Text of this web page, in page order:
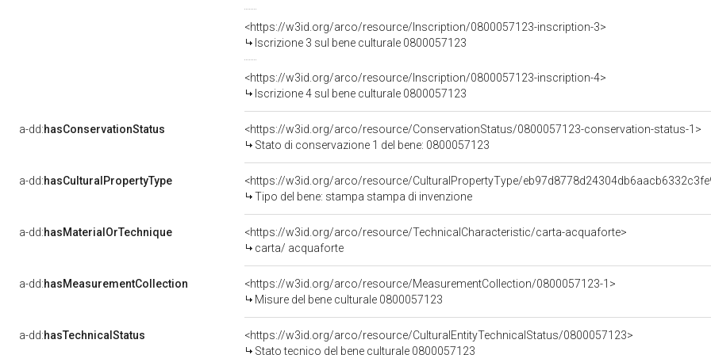
<https://w3id.org/arco/resource/Inscription/0800057123-inscription-3>
Iscrizione 3 sul bene culturale 0800057123
<https://w3id.org/arco/resource/Inscription/0800057123-inscription-4>
Iscrizione 4 sul bene culturale 0800057123
a-dd:hasConservationStatus
<https://w3id.org/arco/resource/ConservationStatus/0800057123-conservation-status-1>
Stato di conservazione 1 del bene: 0800057123
a-dd:hasCulturalPropertyType
<https://w3id.org/arco/resource/CulturalPropertyType/
Tipo del bene: stampa stampa di invenzione
a-dd:hasMaterialOrTechnique
<https://w3id.org/arco/resource/TechnicalCharacteristic/carta-acquaforte>
carta/ acquaforte
a-dd:hasMeasurementCollection
<https://w3id.org/arco/resource/MeasurementCollection/0800057123-1>
Misure del bene culturale 0800057123
a-dd:hasTechnicalStatus
<https://w3id.org/arco/resource/CulturalEntityTechnicalStatus/0800057123>
Stato tecnico del bene culturale 0800057123